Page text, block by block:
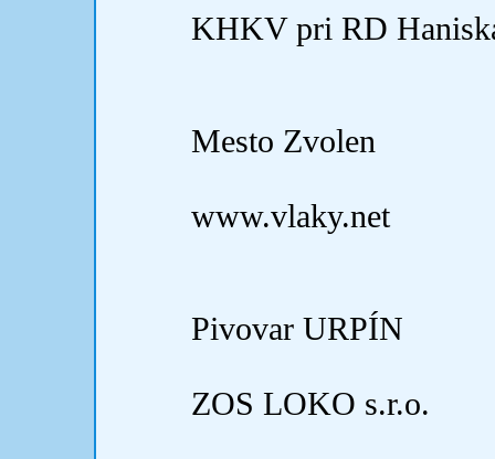
KHKV pri RD
Mesto Zvolen
www.vlaky.net
Pivovar URPÍN
ZOS LOKO s.r.o.